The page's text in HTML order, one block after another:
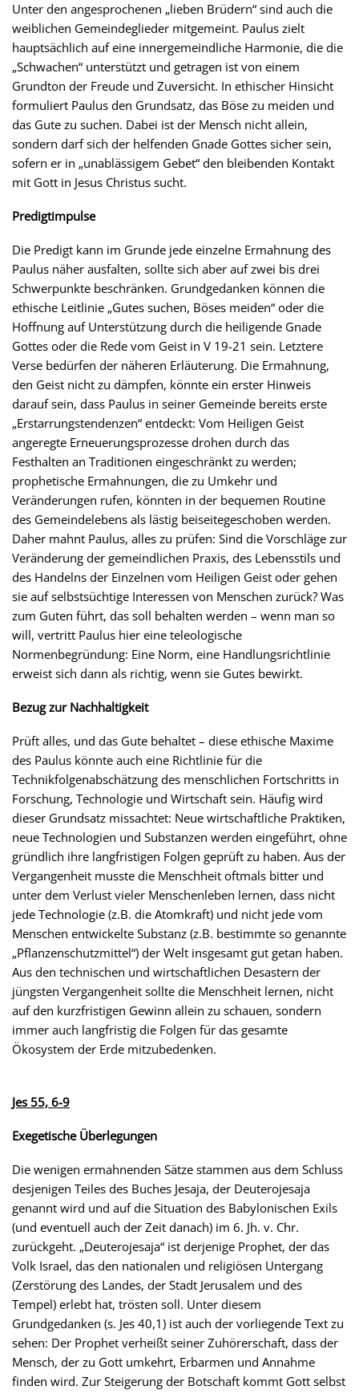
Unter den angesprochenen „lieben Brüdern“ sind auch die
weiblichen Gemeindeglieder mitgemeint. Paulus zielt
hauptsächlich auf eine innergemeindliche Harmonie, die die
„Schwachen“ unterstützt und getragen ist von einem
Grundton der Freude und Zuversicht. In ethischer Hinsicht
formuliert Paulus den Grundsatz, das Böse zu meiden und
das Gute zu suchen. Dabei ist der Mensch nicht allein,
sondern darf sich der helfenden Gnade Gottes sicher sein,
sofern er in „unablässigem Gebet“ den bleibenden Kontakt
mit Gott in Jesus Christus sucht.
Predigtimpulse
Die Predigt kann im Grunde jede einzelne Ermahnung des
Paulus näher ausfalten, sollte sich aber auf zwei bis drei
Schwerpunkte beschränken. Grundgedanken können die
ethische Leitlinie „Gutes suchen, Böses meiden“ oder die
Hoffnung auf Unterstützung durch die heiligende Gnade
Gottes oder die Rede vom Geist in V 19-21 sein. Letztere
Verse bedürfen der näheren Erläuterung. Die Ermahnung,
den Geist nicht zu dämpfen, könnte ein erster Hinweis
darauf sein, dass Paulus in seiner Gemeinde bereits erste
„Erstarrungstendenzen“ entdeckt: Vom Heiligen Geist
angeregte Erneuerungsprozesse drohen durch das
Festhalten an Traditionen eingeschränkt zu werden;
prophetische Ermahnungen, die zu Umkehr und
Veränderungen rufen, könnten in der bequemen Routine
des Gemeindelebens als lästig beiseitegeschoben werden.
Daher mahnt Paulus, alles zu prüfen: Sind die Vorschläge zur
Veränderung der gemeindlichen Praxis, des Lebensstils und
des Handelns der Einzelnen vom Heiligen Geist oder gehen
sie auf selbstsüchtige Interessen von Menschen zurück? Was
zum Guten führt, das soll behalten werden – wenn man so
will, vertritt Paulus hier eine teleologische
Normenbegründung: Eine Norm, eine Handlungsrichtlinie
erweist sich dann als richtig, wenn sie Gutes bewirkt.
Bezug zur Nachhaltigkeit
Prüft alles, und das Gute behaltet – diese ethische Maxime
des Paulus könnte auch eine Richtlinie für die
Technikfolgenabschätzung des menschlichen Fortschritts in
Forschung, Technologie und Wirtschaft sein. Häufig wird
dieser Grundsatz missachtet: Neue wirtschaftliche Praktiken,
neue Technologien und Substanzen werden eingeführt, ohne
gründlich ihre langfristigen Folgen geprüft zu haben. Aus der
Vergangenheit musste die Menschheit oftmals bitter und
unter dem Verlust vieler Menschenleben lernen, dass nicht
jede Technologie (z.B. die Atomkraft) und nicht jede vom
Menschen entwickelte Substanz (z.B. bestimmte so genannte
„Pflanzenschutzmittel“) der Welt insgesamt gut getan haben.
Aus den technischen und wirtschaftlichen Desastern der
jüngsten Vergangenheit sollte die Menschheit lernen, nicht
auf den kurzfristigen Gewinn allein zu schauen, sondern
immer auch langfristig die Folgen für das gesamte
Ökosystem der Erde mitzubedenken.
Jes 55, 6-9
Exegetische Überlegungen
Die wenigen ermahnenden Sätze stammen aus dem Schluss
desjenigen Teiles des Buches Jesaja, der Deuterojesaja
genannt wird und auf die Situation des Babylonischen Exils
(und eventuell auch der Zeit danach) im 6. Jh. v. Chr.
zurückgeht. „Deuterojesaja“ ist derjenige Prophet, der das
Volk Israel, das den nationalen und religiösen Untergang
(Zerstörung des Landes, der Stadt Jerusalem und des
Tempel) erlebt hat, trösten soll. Unter diesem
Grundgedanken (s. Jes 40,1) ist auch der vorliegende Text zu
sehen: Der Prophet verheißt seiner Zuhörerschaft, dass der
Mensch, der zu Gott umkehrt, Erbarmen und Annahme
finden wird. Zur Steigerung der Botschaft kommt Gott selbst